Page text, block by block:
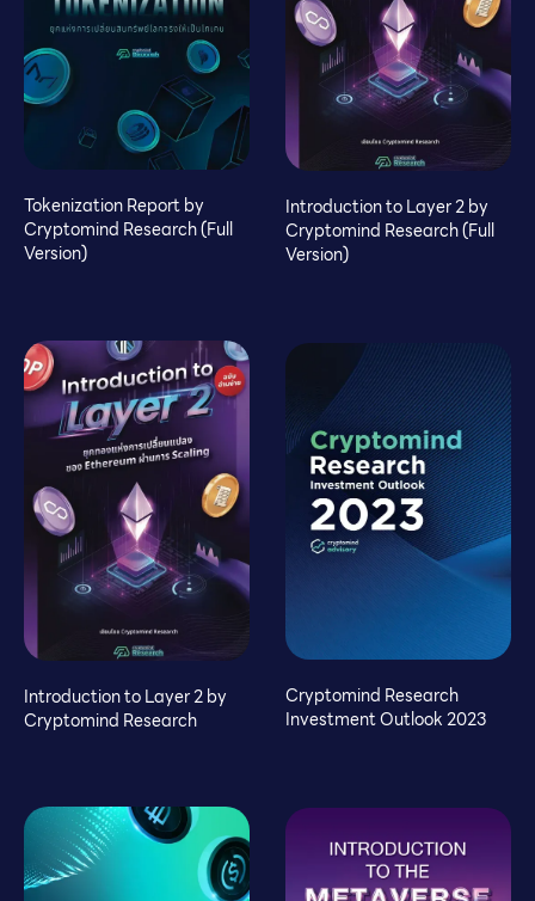
Tokenization Report by
Cryptomind Research (Full
Version)
Introduction to Layer 2 by
Cryptomind Research (Full
Version)
Introduction to Layer 2 by
Cryptomind Research
Cryptomind Research
Investment Outlook 2023